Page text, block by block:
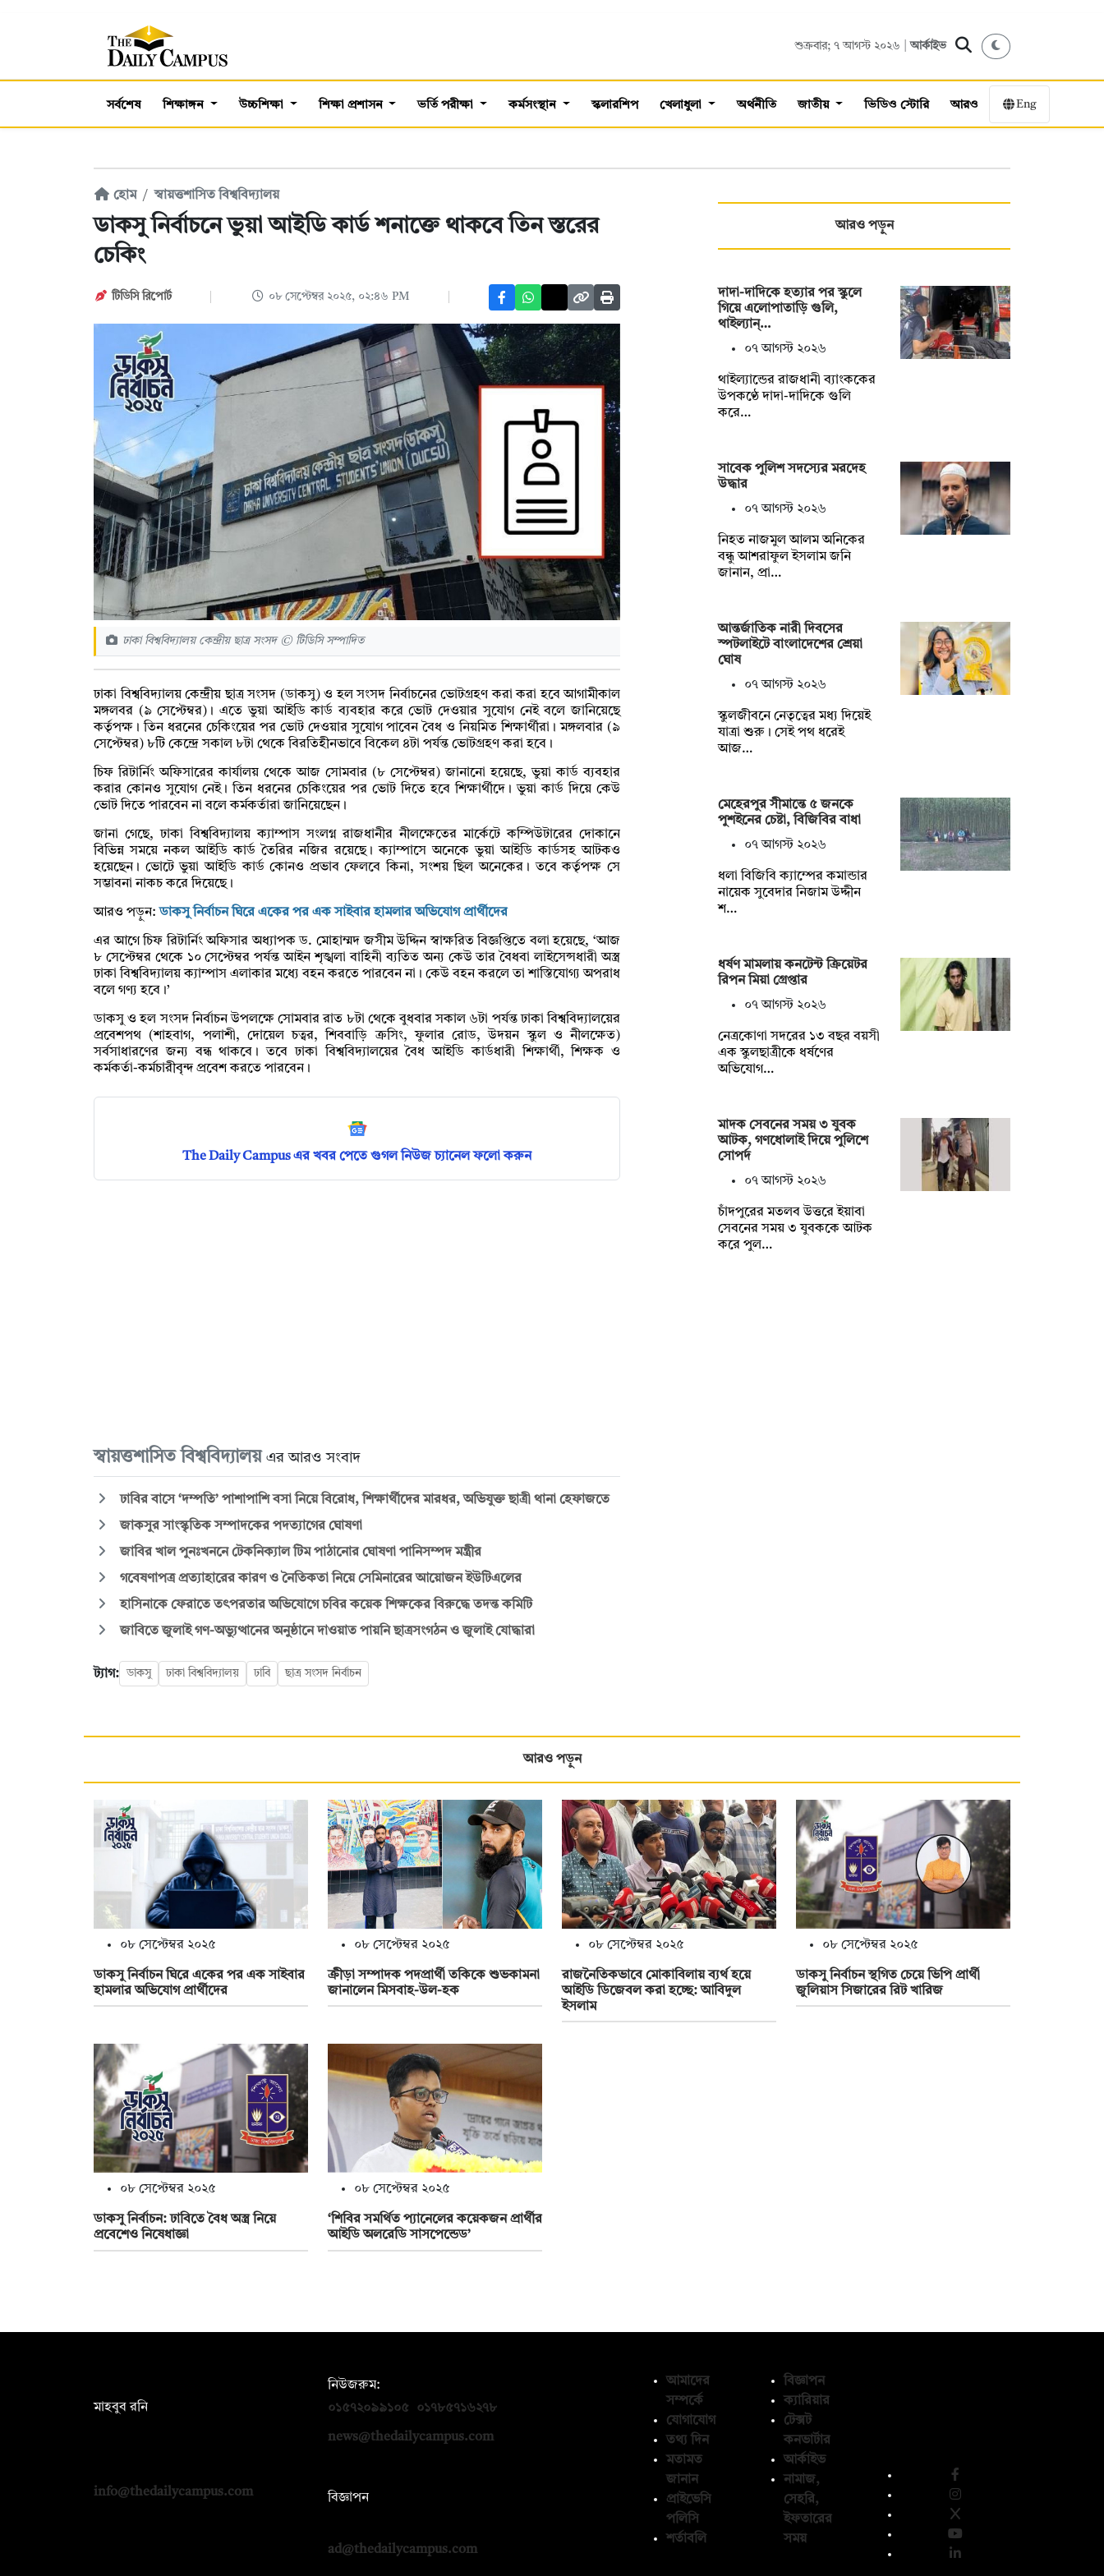
শুক্রবার; ৭ আগস্ট ২০২৬ |আর্কাইভ
সর্বশেষ শিক্ষাঙ্গন উচ্চশিক্ষা শিক্ষা প্রশাসন ভর্তি পরীক্ষা কর্মসংস্থান স্কলারশিপ খেলাধুলা অর্থনীতি জাতীয় ভিডিও স্টোরি আরও Eng
হোম স্বায়ত্তশাসিত বিশ্ববিদ্যালয়
ডাকসু নির্বাচনে ভুয়া আইডি কার্ড শনাক্তে থাকবে তিন স্তরের
চেকিং
টিডিসি রিপোর্ট ০৮ সেপ্টেম্বর ২০২৫, ০২:৪৬ PM
ঢাকা বিশ্ববিদ্যালয় কেন্দ্রীয় ছাত্র সংসদ © টিডিসি সম্পাদিত
ঢাকা বিশ্ববিদ্যালয় কেন্দ্রীয় ছাত্র সংসদ (ডাকসু) ও হল সংসদ নির্বাচনের ভোটগ্রহণ করা করা হবে আগামীকাল
মঙ্গলবর (৯ সেপ্টেম্বর)। এতে ভুয়া আইডি কার্ড ব্যবহার করে ভোট দেওয়ার সুযোগ নেই বলে জানিয়েছে
কর্তৃপক্ষ। তিন ধরনের চেকিংয়ের পর ভোট দেওয়ার সুযোগ পাবেন বৈধ ও নিয়মিত শিক্ষার্থীরা। মঙ্গলবার (৯
সেপ্টেম্বর) ৮টি কেন্দ্রে সকাল ৮টা থেকে বিরতিহীনভাবে বিকেল ৪টা পর্যন্ত ভোটগ্রহণ করা হবে।
চিফ রিটার্নিং অফিসারের কার্যালয় থেকে আজ সোমবার (৮ সেপ্টেম্বর) জানানো হয়েছে, ভুয়া কার্ড ব্যবহার
করার কোনও সুযোগ নেই। তিন ধরনের চেকিংয়ের পর ভোট দিতে হবে শিক্ষার্থীদে। ভুয়া কার্ড দিয়ে কেউ
ভোট দিতে পারবেন না বলে কর্মকর্তারা জানিয়েছেন।
জানা গেছে, ঢাকা বিশ্ববিদ্যালয় ক্যাম্পাস সংলগ্ন রাজধানীর নীলক্ষেতের মার্কেটে কম্পিউটারের দোকানে
বিভিন্ন সময়ে নকল আইডি কার্ড তৈরির নজির রয়েছে। ক্যাম্পাসে অনেকে ভুয়া আইডি কার্ডসহ আটকও
হয়েছেন। ভোটে ভুয়া আইডি কার্ড কোনও প্রভাব ফেলবে কিনা, সংশয় ছিল অনেকের। তবে কর্তৃপক্ষ সে
সম্ভাবনা নাকচ করে দিয়েছে।
আরও পড়ুন:ডাকসু নির্বাচন ঘিরে একের পর এক সাইবার হামলার অভিযোগ প্রার্থীদের
এর আগে চিফ রিটার্নিং অফিসার অধ্যাপক ড. মোহাম্মদ জসীম উদ্দিন স্বাক্ষরিত বিজ্ঞপ্তিতে বলা হয়েছে, ‘আজ
৮ সেপ্টেম্বর থেকে ১০ সেপ্টেম্বর পর্যন্ত আইন শৃঙ্খলা বাহিনী ব্যতিত অন্য কেউ তার বৈধবা লাইসেন্সধারী অস্ত্র
ঢাকা বিশ্ববিদ্যালয় ক্যাম্পাস এলাকার মধ্যে বহন করতে পারবেন না। কেউ বহন করলে তা শাস্তিযোগ্য অপরাধ
বলে গণ্য হবে।’
ডাকসু ও হল সংসদ নির্বাচন উপলক্ষে সোমবার রাত ৮টা থেকে বুধবার সকাল ৬টা পর্যন্ত ঢাকা বিশ্ববিদ্যালয়ের
প্রবেশপথ (শাহবাগ, পলাশী, দোয়েল চত্বর, শিববাড়ি ক্রসিং, ফুলার রোড, উদয়ন স্কুল ও নীলক্ষেত)
সর্বসাধারণের জন্য বন্ধ থাকবে। তবে ঢাকা বিশ্ববিদ্যালয়ের বৈধ আইডি কার্ডধারী শিক্ষার্থী, শিক্ষক ও
কর্মকর্তা-কর্মচারীবৃন্দ প্রবেশ করতে পারবেন।
The Daily Campus এর খবর পেতে গুগল নিউজ চ্যানেল ফলো করুন
স্বায়ত্তশাসিত বিশ্ববিদ্যালয় এর আরও সংবাদ
ঢাবির বাসে ‘দম্পতি’ পাশাপাশি বসা নিয়ে বিরোধ, শিক্ষার্থীদের মারধর, অভিযুক্ত ছাত্রী থানা হেফাজতে
জাকসুর সাংস্কৃতিক সম্পাদকের পদত্যাগের ঘোষণা
জাবির খাল পুনঃখননে টেকনিক্যাল টিম পাঠানোর ঘোষণা পানিসম্পদ মন্ত্রীর
গবেষণাপত্র প্রত্যাহারের কারণ ও নৈতিকতা নিয়ে সেমিনারের আয়োজন ইউটিএলের
হাসিনাকে ফেরাতে তৎপরতার অভিযোগে চবির কয়েক শিক্ষকের বিরুদ্ধে তদন্ত কমিটি
জাবিতে জুলাই গণ-অভ্যুত্থানের অনুষ্ঠানে দাওয়াত পায়নি ছাত্রসংগঠন ও জুলাই যোদ্ধারা
ট্যাগ: ডাকসু ঢাকা বিশ্ববিদ্যালয় ঢাবি ছাত্র সংসদ নির্বাচন
আরও পড়ুন
দাদা-দাদিকে হত্যার পর স্কুলে
গিয়ে এলোপাতাড়ি গুলি,
থাইল্যান্…
০৭ আগস্ট ২০২৬
থাইল্যান্ডের রাজধানী ব্যাংককের
উপকণ্ঠে দাদা-দাদিকে গুলি
করে…
সাবেক পুলিশ সদস্যের মরদেহ
উদ্ধার
০৭ আগস্ট ২০২৬
‎নিহত নাজমুল আলম অনিকের
বন্ধু আশরাফুল ইসলাম জনি
জানান, প্রা…
আন্তর্জাতিক নারী দিবসের
স্পটলাইটে বাংলাদেশের শ্রেয়া
ঘোষ
০৭ আগস্ট ২০২৬
স্কুলজীবনে নেতৃত্বের মধ্য দিয়েই
যাত্রা শুরু। সেই পথ ধরেই
আজ…
মেহেরপুর সীমান্তে ৫ জনকে
পুশইনের চেষ্টা, বিজিবির বাধা
০৭ আগস্ট ২০২৬
ধলা বিজিবি ক্যাম্পের কমান্ডার
নায়েক সুবেদার নিজাম উদ্দীন
শ…
ধর্ষণ মামলায় কনটেন্ট ক্রিয়েটর
রিপন মিয়া গ্রেপ্তার
০৭ আগস্ট ২০২৬
নেত্রকোণা সদরের ১৩ বছর বয়সী
এক স্কুলছাত্রীকে ধর্ষণের
অভিযোগ…
মাদক সেবনের সময় ৩ যুবক
আটক, গণধোলাই দিয়ে পুলিশে
সোপর্দ
০৭ আগস্ট ২০২৬
চাঁদপুরের মতলব উত্তরে ইয়াবা
সেবনের সময় ৩ যুবককে আটক
করে পুল…
আরও পড়ুন
০৮ সেপ্টেম্বর ২০২৫
ডাকসু নির্বাচন ঘিরে একের পর এক সাইবার
হামলার অভিযোগ প্রার্থীদের
০৮ সেপ্টেম্বর ২০২৫
ক্রীড়া সম্পাদক পদপ্রার্থী তকিকে শুভকামনা
জানালেন মিসবাহ-উল-হক
০৮ সেপ্টেম্বর ২০২৫
রাজনৈতিকভাবে মোকাবিলায় ব্যর্থ হয়ে
আইডি ডিজেবল করা হচ্ছে: আবিদুল
ইসলাম
০৮ সেপ্টেম্বর ২০২৫
ডাকসু নির্বাচন স্থগিত চেয়ে ভিপি প্রার্থী
জুলিয়াস সিজারের রিট খারিজ
০৮ সেপ্টেম্বর ২০২৫
ডাকসু নির্বাচন: ঢাবিতে বৈধ অস্ত্র নিয়ে
প্রবেশেও নিষেধাজ্ঞা
০৮ সেপ্টেম্বর ২০২৫
‘শিবির সমর্থিত প্যানেলের কয়েকজন প্রার্থীর
আইডি অলরেডি সাসপেন্ডেড’
মাহবুব রনি
info@thedailycampus.com
নিউজরুম:
০১৫৭২০৯৯১০৫
০১৭৮৫৭১৬২৭৮
news@thedailycampus.com
বিজ্ঞাপন
ad@thedailycampus.com
আমাদের
সম্পর্কে
যোগাযোগ
তথ্য দিন
মতামত
জানান
প্রাইভেসি
পলিসি
শর্তাবলি
বিজ্ঞাপন
ক্যারিয়ার
টেক্সট
কনভার্টার
আর্কাইভ
নামাজ,
সেহরি,
ইফতারের
সময়